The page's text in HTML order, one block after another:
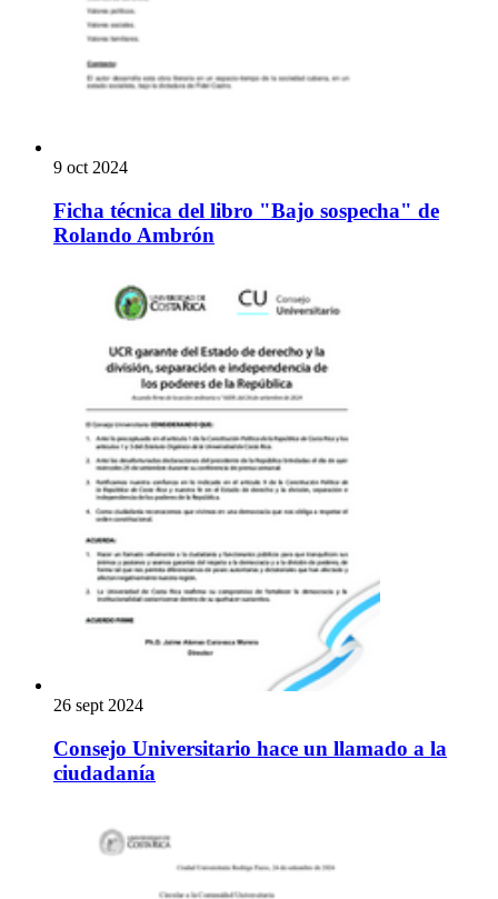
9 oct 2024
Ficha técnica del libro "Bajo sospecha" de
Rolando Ambrón
26 sept 2024
Consejo Universitario hace un llamado a la
ciudadanía